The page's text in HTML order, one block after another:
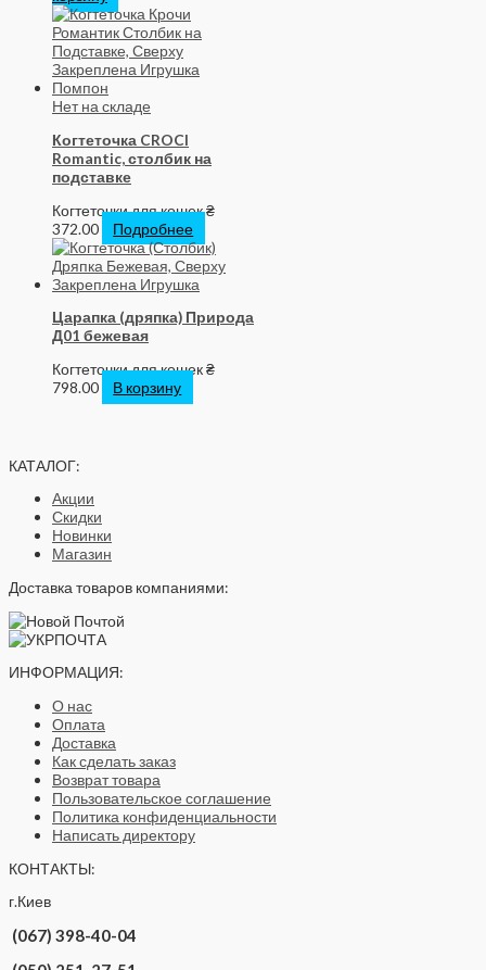
Нет на складе
Когтеточка CROCI
Romantic, столбик на
подставке
Когтеточки для кошек₴
372.00
Подробнее
Царапка (дряпка) Природа
Д01 бежевая
Когтеточки для кошек₴
798.00
В корзину
КАТАЛОГ:
Акции
Скидки
Новинки
Магазин
Доставка товаров компаниями:
ИНФОРМАЦИЯ:
О нас
Оплата
Доставка
Как сделать заказ
Возврат товара
Пользовательское соглашение
Политика конфиденциальности
Написать директору
КОНТАКТЫ:
г.Киев
(067) 398-40-04